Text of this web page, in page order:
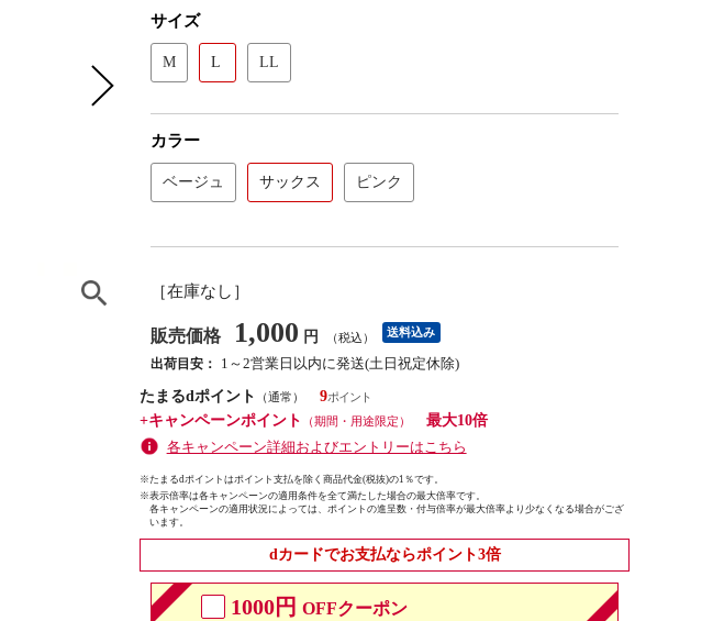
サイズ
M L LL
カラー
ベージュ サックス ピンク
［在庫なし］
販売価格 1,000 円 （税込） 送料込み
出荷目安：
1～2営業日以内に発送(土日祝定休除)
たまるdポイント
（通常）
9
+キャンペーンポイント
（期間・用途限定）
最大10倍
各キャンペーン詳細およびエントリーはこちら
※たまるdポイントはポイント支払を除く商品代金(税抜)の1％です。
※表示倍率は各キャンペーンの適用条件を全て満たした場合の最大倍率です。
各キャンペーンの適用状況によっては、ポイントの進呈数・付与倍率が最大倍率より少なくなる場合がござ
います。
dカードでお支払ならポイント3倍
1000円 OFFクーポン